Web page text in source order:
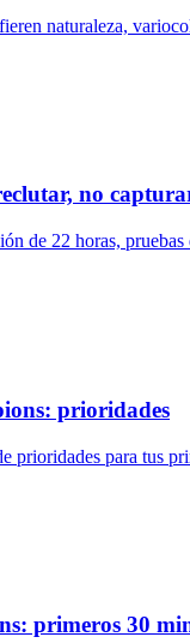
naturaleza,
no
de 22 horas,
prioridades
para tus
primeros 30